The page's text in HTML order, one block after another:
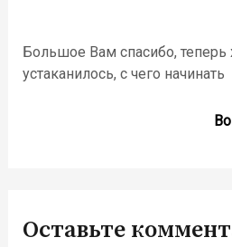
Большое Вам спасибо, теперь
устаканилось, с чего начинать
Оставьте